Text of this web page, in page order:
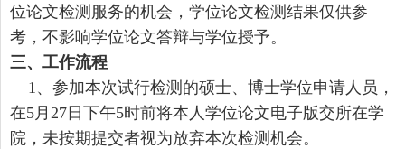
位论文检测服务的机会，学位论文检测结果仅供参
考，不影响学位论文答辩与学位授予。
三、工作流程
1、参加本次试行检测的硕士、博士学位申请人员，
在5月27日下午5时前将本人学位论文电子版交所在学
院，未按期提交者视为放弃本次检测机会。